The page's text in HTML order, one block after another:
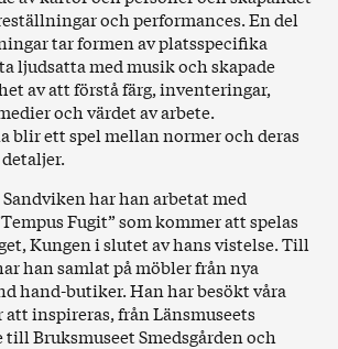
och performances. En del
tar formen av platsspecifika
ljudsatta med musik och skapade
av att förstå färg, inventeringar,
och värdet av arbete.
blir ett spel mellan normer och deras
har han arbetat med
Fugit” som kommer att spelas
Kungen i slutet av hans vistelse. Till
han samlat på möbler från nya
hand-butiker. Han har besökt våra
att inspireras, från Länsmuseets
till Bruksmuseet Smedsgården och